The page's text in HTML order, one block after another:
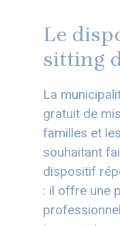
Le
sitting
La
gratuit de
familles et
souhaitant
dispositif
: il offre une